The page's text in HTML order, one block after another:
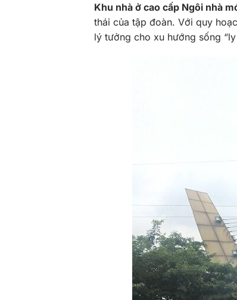
Khu nhà ở cao cấp Ngôi nhà
thái của tập đoàn. Với quy
lý tưởng cho xu hướng sống “ly